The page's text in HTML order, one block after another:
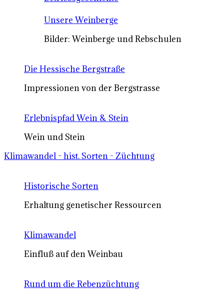
Unsere Weinberge
Bilder: Weinberge und Rebschulen
Die Hessische Bergstraße
Impressionen von der Bergstrasse
Erlebnispfad Wein & Stein
Wein und Stein
Klimawandel - hist. Sorten - Züchtung
Historische Sorten
Erhaltung genetischer Ressourcen
Klimawandel
Einfluß auf den Weinbau
Rund um die Rebenzüchtung